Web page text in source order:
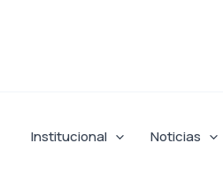
Institucional Noticias